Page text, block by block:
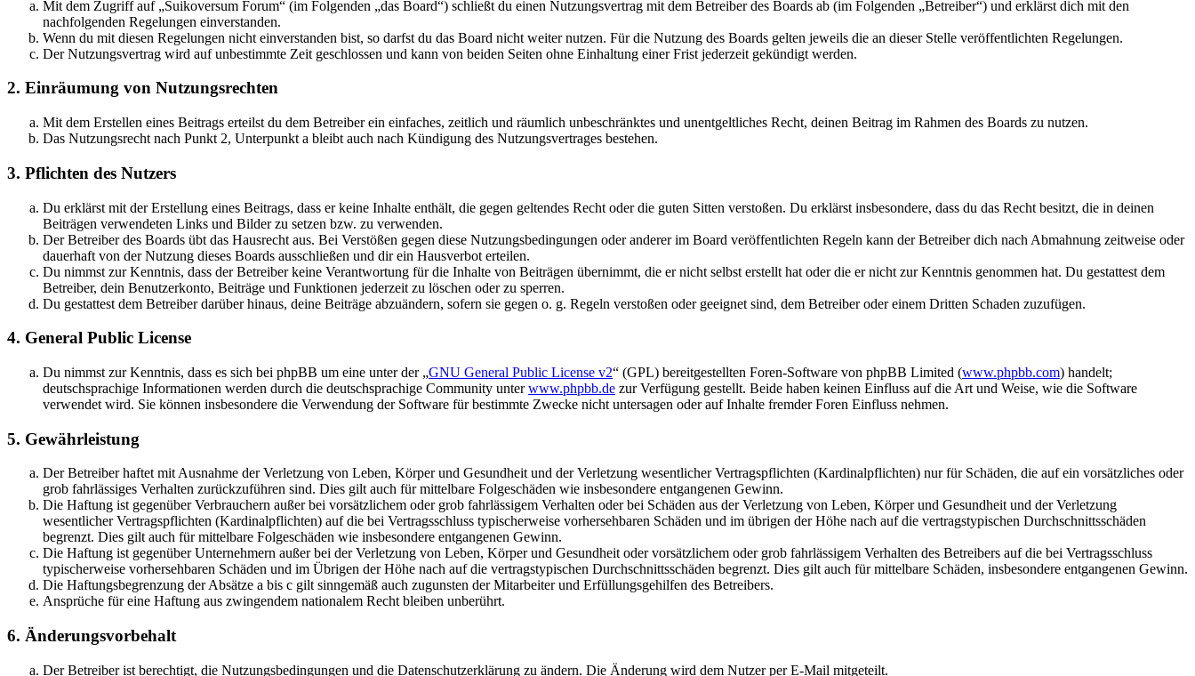
Mit dem Zugriff auf „Suikoversum Forum“ (im Folgenden „das Board“) schließt du einen Nutzungsvertrag mit dem Betreiber des Boards ab (im Folgenden „Betreiber“) und erklärst dich mit den
nachfolgenden Regelungen einverstanden.
Wenn du mit diesen Regelungen nicht einverstanden bist, so darfst du das Board nicht weiter nutzen. Für die Nutzung des Boards gelten jeweils die an dieser Stelle veröffentlichten Regelungen.
Der Nutzungsvertrag wird auf unbestimmte Zeit geschlossen und kann von beiden Seiten ohne Einhaltung einer Frist jederzeit gekündigt werden.
2. Einräumung von Nutzungsrechten
Mit dem Erstellen eines Beitrags erteilst du dem Betreiber ein einfaches, zeitlich und räumlich unbeschränktes und unentgeltliches Recht, deinen Beitrag im Rahmen des Boards zu nutzen.
Das Nutzungsrecht nach Punkt 2, Unterpunkt a bleibt auch nach Kündigung des Nutzungsvertrages bestehen.
3. Pflichten des Nutzers
Du erklärst mit der Erstellung eines Beitrags, dass er keine Inhalte enthält, die gegen geltendes Recht oder die guten Sitten verstoßen. Du erklärst insbesondere, dass du das Recht besitzt, die in deinen
Beiträgen verwendeten Links und Bilder zu setzen bzw. zu verwenden.
Der Betreiber des Boards übt das Hausrecht aus. Bei Verstößen gegen diese Nutzungsbedingungen oder anderer im Board veröffentlichten Regeln kann der Betreiber dich nach Abmahnung zeitweise oder
dauerhaft von der Nutzung dieses Boards ausschließen und dir ein Hausverbot erteilen.
Du nimmst zur Kenntnis, dass der Betreiber keine Verantwortung für die Inhalte von Beiträgen übernimmt, die er nicht selbst erstellt hat oder die er nicht zur Kenntnis genommen hat. Du gestattest dem
Betreiber, dein Benutzerkonto, Beiträge und Funktionen jederzeit zu löschen oder zu sperren.
Du gestattest dem Betreiber darüber hinaus, deine Beiträge abzuändern, sofern sie gegen o. g. Regeln verstoßen oder geeignet sind, dem Betreiber oder einem Dritten Schaden zuzufügen.
4. General Public License
Du nimmst zur Kenntnis, dass es sich bei phpBB um eine unter der „GNU General Public License v2“ (GPL) bereitgestellten Foren-Software von phpBB Limited (www.phpbb.com) handelt;
deutschsprachige Informationen werden durch die deutschsprachige Community unterwww.phpbb.de zur Verfügung gestellt. Beide haben keinen Einfluss auf die Art und Weise, wie die Software
verwendet wird. Sie können insbesondere die Verwendung der Software für bestimmte Zwecke nicht untersagen oder auf Inhalte fremder Foren Einfluss nehmen.
5. Gewährleistung
Der Betreiber haftet mit Ausnahme der Verletzung von Leben, Körper und Gesundheit und der Verletzung wesentlicher Vertragspflichten (Kardinalpflichten) nur für Schäden, die auf ein vorsätzliches oder
grob fahrlässiges Verhalten zurückzuführen sind. Dies gilt auch für mittelbare Folgeschäden wie insbesondere entgangenen Gewinn.
Die Haftung ist gegenüber Verbrauchern außer bei vorsätzlichem oder grob fahrlässigem Verhalten oder bei Schäden aus der Verletzung von Leben, Körper und Gesundheit und der Verletzung
wesentlicher Vertragspflichten (Kardinalpflichten) auf die bei Vertragsschluss typischerweise vorhersehbaren Schäden und im übrigen der Höhe nach auf die vertragstypischen Durchschnittsschäden
begrenzt. Dies gilt auch für mittelbare Folgeschäden wie insbesondere entgangenen Gewinn.
Die Haftung ist gegenüber Unternehmern außer bei der Verletzung von Leben, Körper und Gesundheit oder vorsätzlichem oder grob fahrlässigem Verhalten des Betreibers auf die bei Vertragsschluss
typischerweise vorhersehbaren Schäden und im Übrigen der Höhe nach auf die vertragstypischen Durchschnittsschäden begrenzt. Dies gilt auch für mittelbare Schäden, insbesondere entgangenen Gewinn.
Die Haftungsbegrenzung der Absätze a bis c gilt sinngemäß auch zugunsten der Mitarbeiter und Erfüllungsgehilfen des Betreibers.
Ansprüche für eine Haftung aus zwingendem nationalem Recht bleiben unberührt.
6. Änderungsvorbehalt
Der Betreiber ist berechtigt, die Nutzungsbedingungen und die Datenschutzerklärung zu ändern. Die Änderung wird dem Nutzer per E-Mail mitgeteilt.